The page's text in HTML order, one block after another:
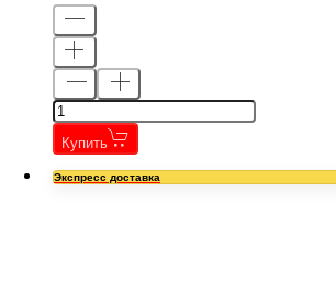
Купить
Экспресс доставка